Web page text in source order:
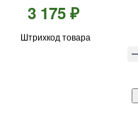
3 175 ₽
Штрихкод товара